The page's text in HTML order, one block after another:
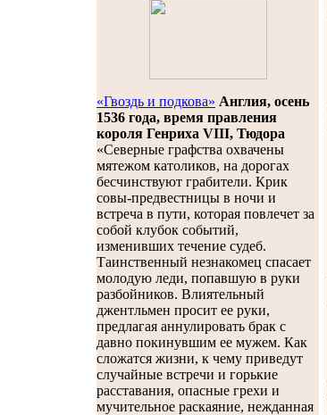
«Гвоздь и подкова» Англия, осень
1536 года, время правления
короля Генриха VIII, Тюдора
«Северные графства охвачены
мятежом католиков, на дорогах
бесчинствуют грабители. Крик
совы-предвестницы в ночи и
встреча в пути, которая повлечет за
собой клубок событий,
изменивших течение судеб.
Таинственный незнакомец спасает
молодую леди, попавшую в руки
разбойников. Влиятельный
джентльмен просит ее руки,
предлагая аннулировать брак с
давно покинувшим ее мужем. Как
сложатся жизни, к чему приведут
случайные встречи и горькие
расставания, опасные грехи и
мучительное раскаяние, нежданная